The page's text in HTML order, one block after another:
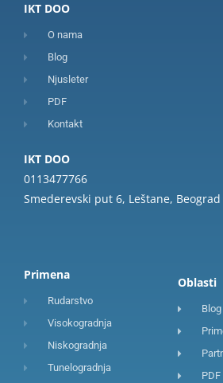
IKT DOO
O nama
Blog
Njusleter
PDF
Kontakt
IKT DOO
0113477766
Smederevski put 6, Leštane, Beograd
Primena
Rudarstvo
Visokogradnja
Niskogradnja
Tunelogradnja
Oblasti
Blog
PDF